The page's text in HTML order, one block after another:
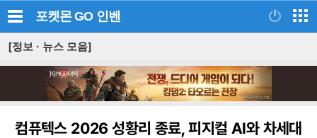
포켓몬 GO 인벤
[정보 · 뉴스 모음]
컴퓨텍스 2026 성황리 종료, 피지컬 AI와 차세대